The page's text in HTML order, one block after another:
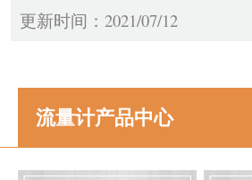
更新时间：2021/07/12
流量计产品中心